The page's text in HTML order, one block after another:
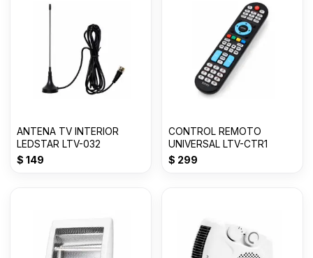
ANTENA TV INTERIOR
LEDSTAR LTV-032
$ 149
CONTROL REMOTO
UNIVERSAL LTV-CTR1
$ 299